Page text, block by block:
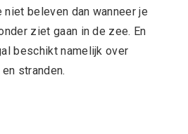
beleven dan wanneer je
ziet gaan in de zee. En
beschikt namelijk over
stranden.